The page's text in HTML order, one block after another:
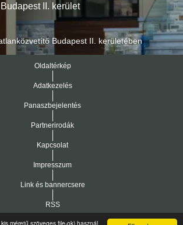
méretű szöveges file-ok) használ
II. kerület
Budapest II. kerületében
Oldaltérkép
Adatkezelés
Panaszbejelentés
Partnerirodák
Kapcsolat
Impresszum
Link és bannercsere
RSS